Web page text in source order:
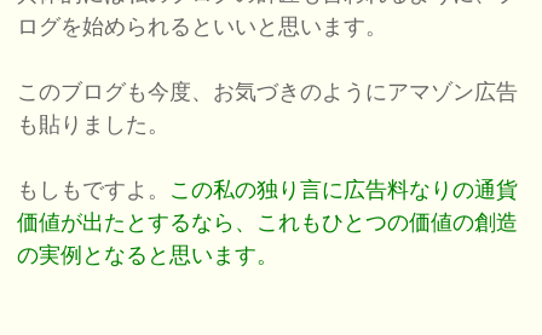
ログを始められるといいと思います。
このブログも今度、お気づきのようにアマゾン広告
も貼りました。
もしもですよ。 この私の独り言に広告料なりの通貨
価値が出たとするなら、これもひとつの価値の創造
の実例となると思います。